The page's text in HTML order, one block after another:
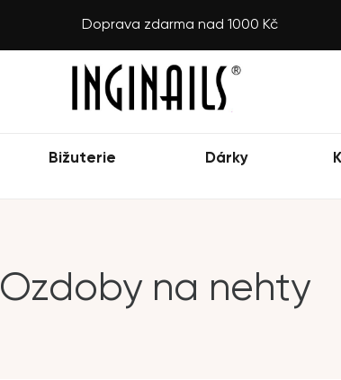
Doprava zdarma nad 1000 Kč
Bižuterie Dárky
Ozdoby na nehty